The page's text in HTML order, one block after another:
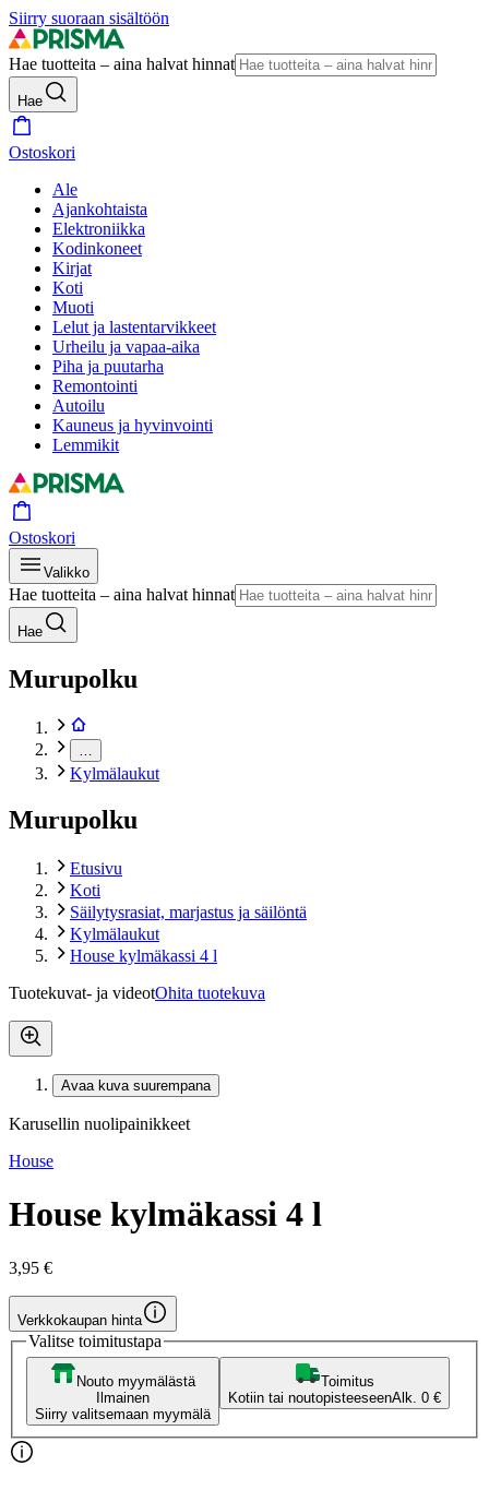
Siirry suoraan sisältöön
Hae tuotteita – aina halvat hinnat
Hae
Ostoskori
Ale
Ajankohtaista
Elektroniikka
Kodinkoneet
Kirjat
Koti
Muoti
Lelut ja lastentarvikkeet
Urheilu ja vapaa-aika
Piha ja puutarha
Remontointi
Autoilu
Kauneus ja hyvinvointi
Lemmikit
Ostoskori
Valikko
Hae tuotteita – aina halvat hinnat
Hae
Murupolku
Kylmälaukut
Murupolku
Etusivu
Koti
Säilytysrasiat, marjastus ja säilöntä
Kylmälaukut
House kylmäkassi 4 l
Tuotekuvat- ja videotOhita tuotekuva
Avaa kuva suurempana
Karusellin nuolipainikkeet
House
House kylmäkassi 4 l
3,95 €
Verkkokaupan hinta
Valitse toimitustapa
Nouto myymälästä
Ilmainen
Siirry valitsemaan myymälä
Toimitus
Kotiin tai noutopisteeseenAlk. 0 €